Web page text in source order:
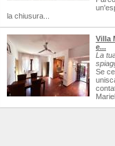
la chiusura...
Villa
e...
La
Se